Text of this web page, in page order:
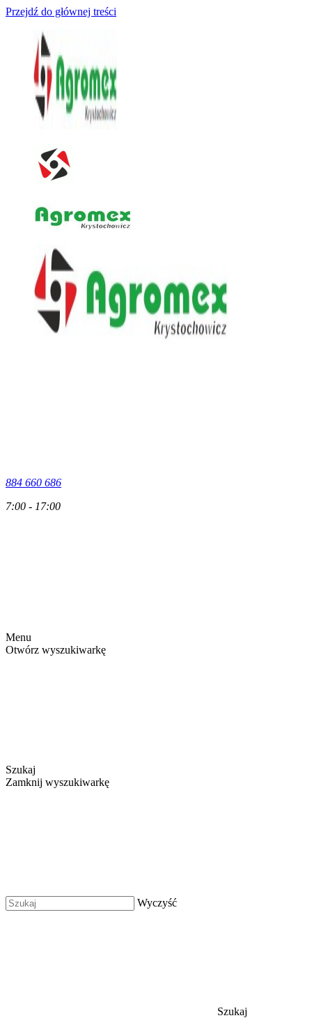
Przejdź do głównej treści
884 660 686
7:00 - 17:00
Menu
Otwórz wyszukiwarkę
Szukaj
Zamknij wyszukiwarkę
Wyczyść
Szukaj